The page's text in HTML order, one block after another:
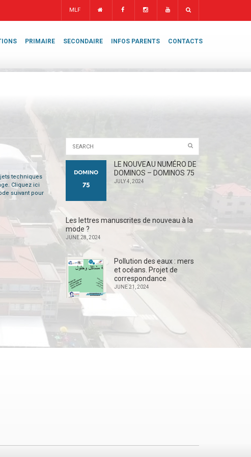
MLF
PRIMAIRE SECONDAIRE INFOS PARENTS CONTACTS
techniques
Cliquez ici
suivant pour
LE NOUVEAU NUMÉRO DE
DOMINOS – DOMINOS 75
JULY 4, 2024
Les lettres manuscrites de nouveau à la
mode ?
JUNE 28, 2024
Pollution des eaux : mers
et océans. Projet de
correspondance
JUNE 21, 2024